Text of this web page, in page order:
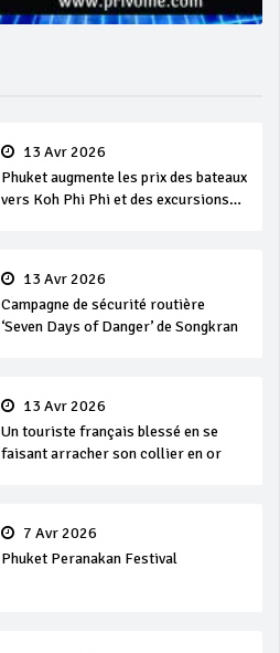
13 Avr 2026
Phuket augmente les prix des bateaux
vers Koh Phi Phi et des excursions
13 Avr 2026
Campagne de sécurité routière
‘Seven Days of Danger’ de Songkran
13 Avr 2026
Un touriste français blessé en se
faisant arracher son collier en or
7 Avr 2026
Phuket Peranakan Festival